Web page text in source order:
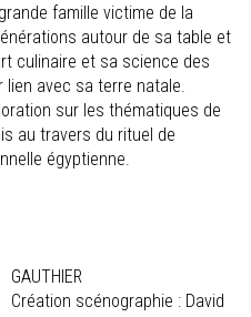
famille victime de la
autour de sa table et
culinaire et sa science des
lien avec sa terre natale.
sur les thématiques de
au travers du rituel de
égyptienne.
GAUTHIER
Création scénographie : David